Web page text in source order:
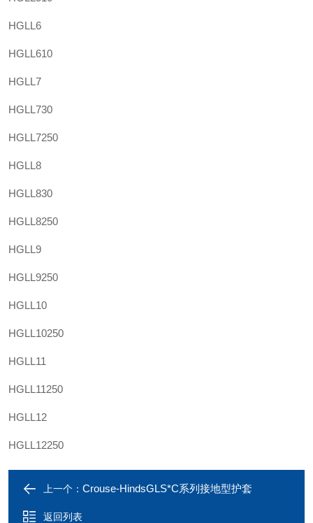
HGLL6
HGLL610
HGLL7
HGLL730
HGLL7250
HGLL8
HGLL830
HGLL8250
HGLL9
HGLL9250
HGLL10
HGLL10250
HGLL11
HGLL11250
HGLL12
HGLL12250
上一个： Crouse-HindsGLS*C系列接地型护套
返回列表